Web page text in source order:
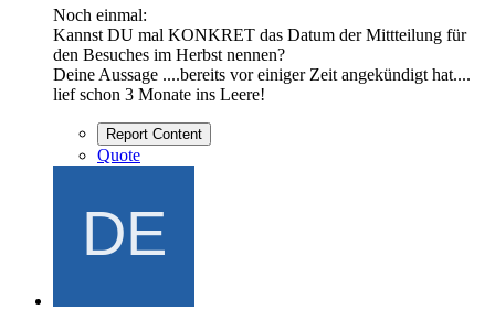
Noch einmal:
Kannst DU mal KONKRET das Datum der Mittteilung für
den Besuches im Herbst nennen?
Deine Aussage ....bereits vor einiger Zeit angekündigt hat....
lief schon 3 Monate ins Leere!
Report Content
Quote